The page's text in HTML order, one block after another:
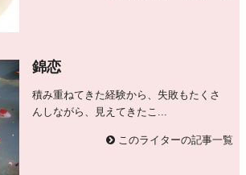
錦恋
積み重ねてきた経験から、失敗もたくさ
んしながら、見えてきたこ...
このライターの記事一覧